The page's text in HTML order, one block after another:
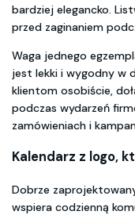
bardziej elegancko.
przed zaginaniem
Waga jednego
jest lekki i wygodny w
klientom osobiście,
podczas wydarzeń
zamówieniach i
Kalendarz z logo,
Dobrze
wspiera codzienną